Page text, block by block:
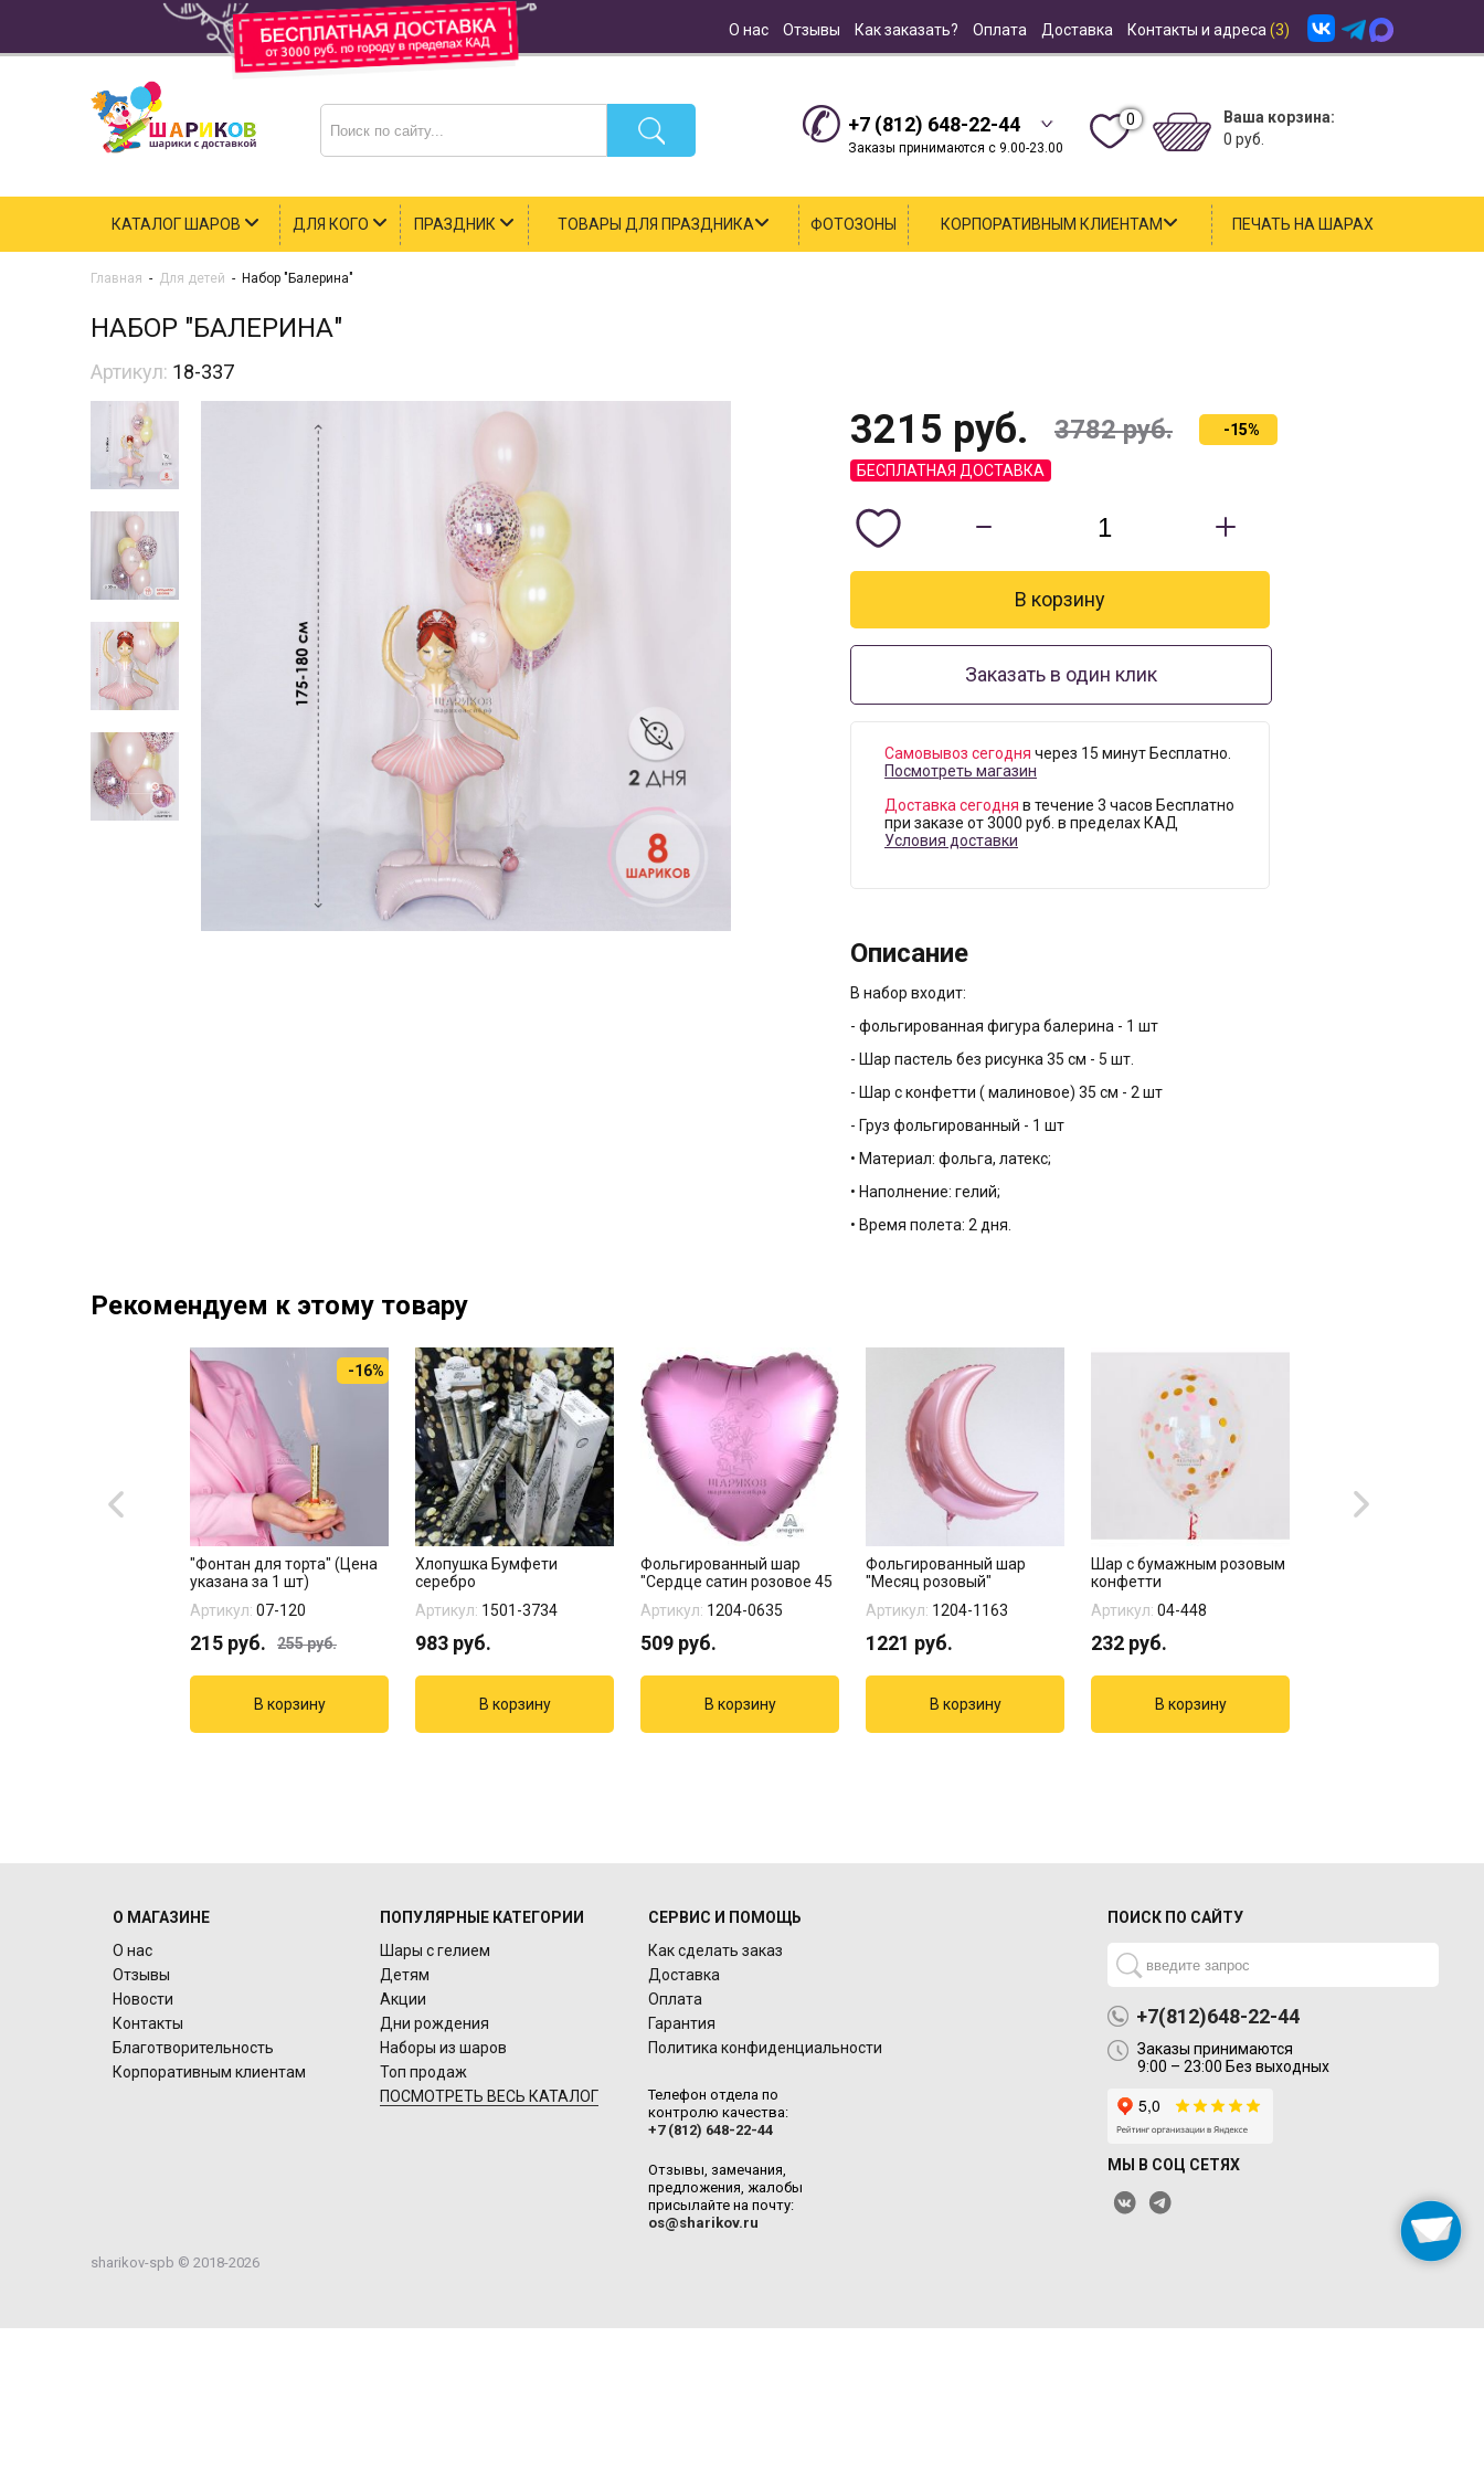
О нас Отзывы Как заказать? Оплата Доставка Контакты и адреса (3)
+7 (812) 648-22-44
Заказы принимаются с 9.00-23.00
0
Ваша корзина:
0 руб.
КАТАЛОГ ШАРОВ ДЛЯ КОГО ПРАЗДНИК ТОВАРЫ ДЛЯ ПРАЗДНИКА ФОТОЗОНЫ КОРПОРАТИВНЫМ КЛИЕНТАМ ПЕЧАТЬ НА ШАРАХ
Главная - Для детей - Набор "Балерина"
НАБОР "БАЛЕРИНА"
Артикул: 18-337
3215 руб. 3782руб. -15%
БЕСПЛАТНАЯ ДОСТАВКА
Заказать в один клик
Самовывоз сегодня через 15 минут Бесплатно.
Посмотреть магазин
Доставка сегодня в течение 3 часов Бесплатно
при заказе от 3000 руб. в пределах КАД
Условия доставки
Описание
В набор входит:
- фольгированная фигура балерина - 1 шт
- Шар пастель без рисунка 35 см - 5 шт.
- Шар с конфетти ( малиновое) 35 см - 2 шт
- Груз фольгированный - 1 шт
• Материал: фольга, латекс;
• Наполнение: гелий;
• Время полета: 2 дня.
Рекомендуем к этому товару
-16%
"Фонтан для торта" (Цена
указана за 1 шт)
Артикул: 07-120
215 руб. 255руб.
Хлопушка Бумфети
серебро
Артикул: 1501-3734
983 руб.
Фольгированный шар
"Сердце сатин розовое 45
Артикул: 1204-0635
509 руб.
Фольгированный шар
"Месяц розовый"
Артикул: 1204-1163
1221 руб.
Шар с бумажным розовым
конфетти
Артикул: 04-448
232 руб.
О МАГАЗИНЕ
О нас
Отзывы
Новости
Контакты
Благотворительность
Корпоративным клиентам
ПОПУЛЯРНЫЕ КАТЕГОРИИ
Шары с гелием
Детям
Акции
Дни рождения
Наборы из шаров
Топ продаж
ПОСМОТРЕТЬ ВЕСЬ КАТАЛОГ
СЕРВИС И ПОМОЩЬ
Как сделать заказ
Доставка
Оплата
Гарантия
Политика конфиденциальности
Телефон отдела по
контролю качества:
+7 (812) 648-22-44
Отзывы, замечания,
предложения, жалобы
присылайте на почту:
os@sharikov.ru
ПОИСК ПО САЙТУ
+7(812)648-22-44
Заказы принимаются
9:00 – 23:00 Без выходных
МЫ В СОЦ СЕТЯХ
sharikov-spb © 2018-2026